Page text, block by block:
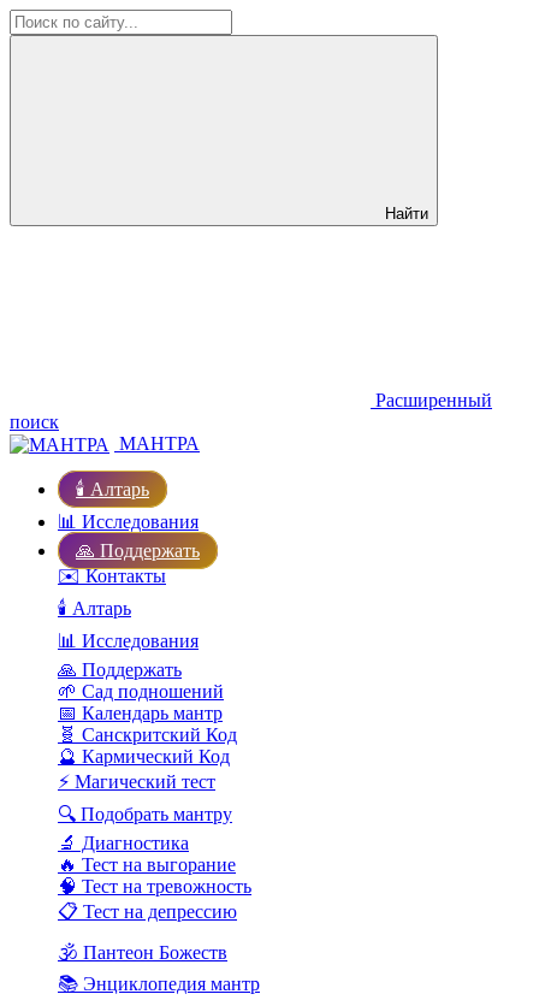
Найти
Расширенный
поиск
МАНТРА
🕯️ Алтарь
📊 Исследования
🙏 Поддержать
✉️ Контакты
🕯️ Алтарь
📊 Исследования
🙏 Поддержать
🌱 Сад подношений
📅 Календарь мантр
🧬 Санскритский Код
🔮 Кармический Код
⚡ Магический тест
🔍 Подобрать мантру
🔬 Диагностика
🔥 Тест на выгорание
🧠 Тест на тревожность
📋 Тест на депрессию
🕉️ Пантеон Божеств
📚 Энциклопедия мантр